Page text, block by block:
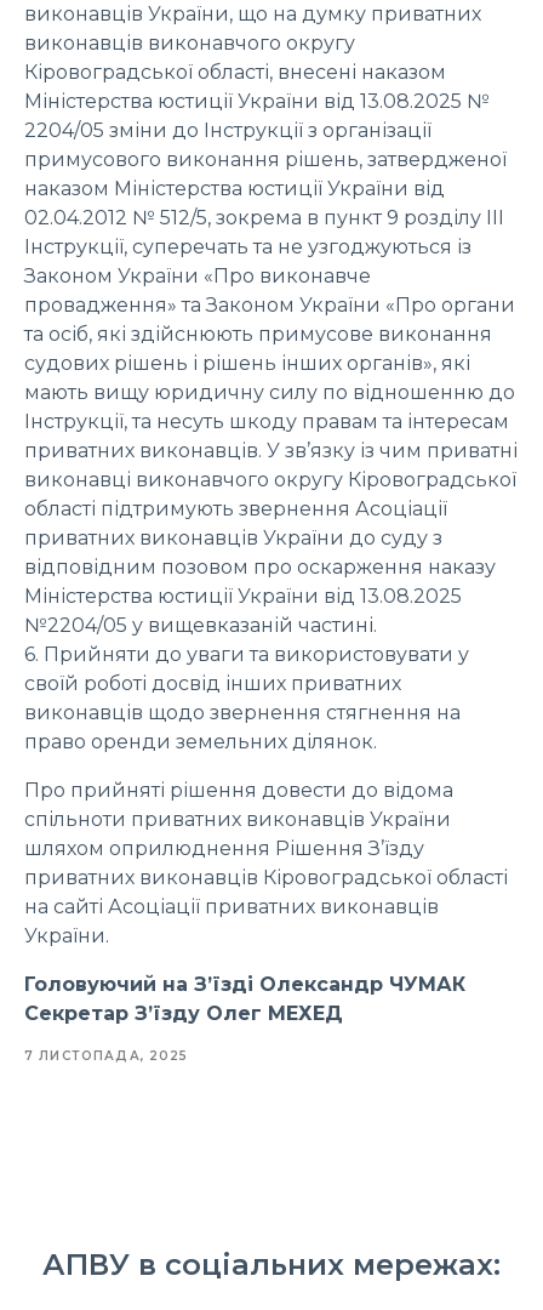
виконавців України, що на думку приватних
виконавців виконавчого округу
Кіровоградської області, внесені наказом
Міністерства юстиції України від 13.08.2025 №
2204/05 зміни до Інструкції з організації
примусового виконання рішень, затвердженої
наказом Міністерства юстиції України від
02.04.2012 № 512/5, зокрема в пункт 9 розділу III
Інструкції, суперечать та не узгоджуються із
Законом України «Про виконавче
провадження» та Законом України «Про органи
та осіб, які здійснюють примусове виконання
судових рішень і рішень інших органів», які
мають вищу юридичну силу по відношенню до
Інструкції, та несуть шкоду правам та інтересам
приватних виконавців. У зв’язку із чим приватні
виконавці виконавчого округу Кіровоградської
області підтримують звернення Асоціації
приватних виконавців України до суду з
відповідним позовом про оскарження наказу
Міністерства юстиції України від 13.08.2025
№2204/05 у вищевказаній частині.
6. Прийняти до уваги та використовувати у
своїй роботі досвід інших приватних
виконавців щодо звернення стягнення на
право оренди земельних ділянок.
Про прийняті рішення довести до відома
спільноти приватних виконавців України
шляхом оприлюднення Рішення З’їзду
приватних виконавців Кіровоградської області
на сайті Асоціації приватних виконавців
України.
Головуючий на З’їзді Олександр ЧУМАК
Секретар З’їзду Олег МЕХЕД
7 ЛИСТОПАДА, 2025
АПВУ в соціальних мережах: